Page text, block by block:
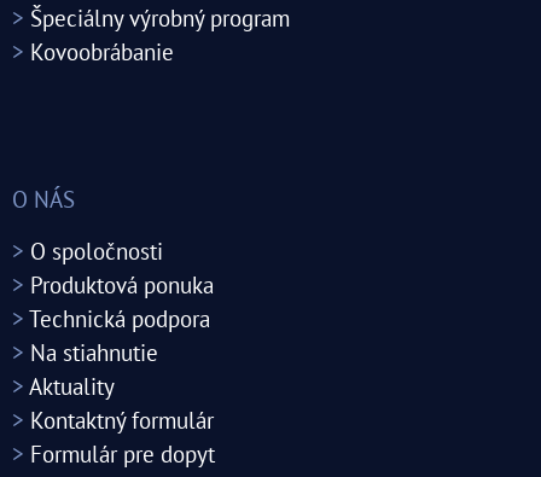
> Špeciálny výrobný program
> Kovoobrábanie
O NÁS
> O spoločnosti
> Produktová ponuka
> Technická podpora
> Na stiahnutie
> Aktuality
> Kontaktný formulár
> Formulár pre dopyt